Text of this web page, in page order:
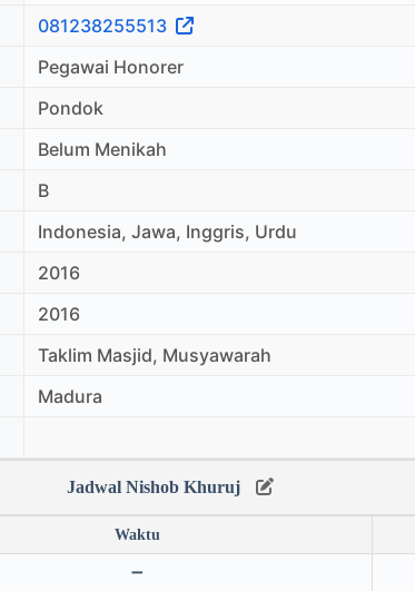
081238255513
Pegawai Honorer
Pondok
Belum Menikah
B
Indonesia, Jawa, Inggris, Urdu
2016
2016
Taklim Masjid, Musyawarah
Madura
Jadwal Nishob Khuruj
Waktu
➖